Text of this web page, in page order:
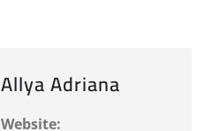
Allya Adriana
Website: